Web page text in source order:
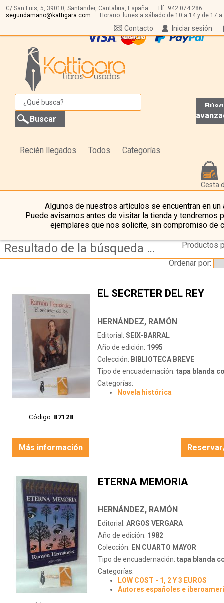
C/ San Luis, 5, 39010, Santander, Cantabria, España Tlf: 942 074 286
segundamano@kattigara.com
Horario: lunes a sábado de 10 a 14 y de 17 a
Iniciar sesión
Contacto
Recién llegados Todos Categorías
Cesta
Algunos de nuestros artículos se encuentran en un
Puede avisarnos antes de visitar la tienda y tendremos
ejemplares que nos solicite, sin compromiso de
Resultado de la búsqueda de autor hernandez ramon
Productos
Ordenar por:
Código: 87128
EL SECRETER DEL REY
HERNÁNDEZ, RAMÓN
Editorial: SEIX-BARRAL
Año de edición: 1995
Colección: BIBLIOTECA BREVE
Tipo de encuadernación: tapa blanda
Categorías:
Novela histórica
Más información
ETERNA MEMORIA
HERNÁNDEZ, RAMÓN
Editorial: ARGOS VERGARA
Año de edición: 1982
Colección: EN CUARTO MAYOR
Tipo de encuadernación: tapa blanda
Categorías:
LOW COST - 1, 2 Y 3 EUROS
Autores españoles e